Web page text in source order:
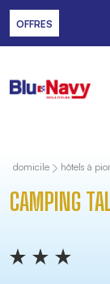
OFFRES
domicile hôtels à
CAMPING